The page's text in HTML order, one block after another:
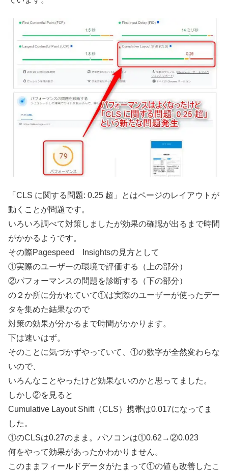
「CLS に関する問題: 0.25 超」とはページのレイアウトが
動くことが問題です。
いろいろ調べて対策しましたが効果の確認が出るまで時間
がかかるようです。
その際Pagespeed Insightsの見方として
①実際のユーザーの環境で評価する（上の部分）
②パフォーマンスの問題を診断する（下の部分）
の２か所に分かれていて①は実際のユーザーが使ったデー
タを集めた結果なので
対策の効果が分かるまで時間がかかります。
下は速いはず。
そのことに気づかずやっていて、①の数字が全然変わらな
いので、
いろんなことやったけど効果ないのかと思ってました。
しかし②を見ると
Cumulative Layout Shift（CLS）携帯は0.017になってま
した。
①のCLSは0.27のまま。パソコンは①0.62→②0.023
何をやって効果があったかわかりません。
このままフィールドデータがたまって①の値も改善したこ